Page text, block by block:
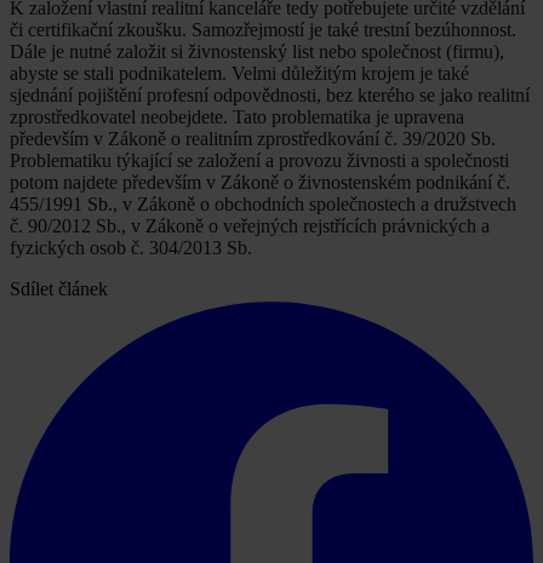
K založení vlastní realitní kanceláře tedy potřebujete určité vzdělání
či certifikační zkoušku. Samozřejmostí je také trestní bezúhonnost.
Dále je nutné založit si živnostenský list nebo společnost (firmu),
abyste se stali podnikatelem. Velmi důležitým krojem je také
sjednání pojištění profesní odpovědnosti, bez kterého se jako realitní
zprostředkovatel neobejdete. Tato problematika je upravena
především v Zákoně o realitním zprostředkování č. 39/2020 Sb.
Problematiku týkající se založení a provozu živnosti a společnosti
potom najdete především v Zákoně o živnostenském podnikání č.
455/1991 Sb., v Zákoně o obchodních společnostech a družstvech
č. 90/2012 Sb., v Zákoně o veřejných rejstřících právnických a
fyzických osob č. 304/2013 Sb.
Sdílet článek